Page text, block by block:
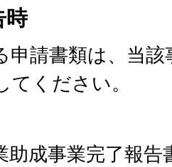
時
申請書類は、当
ください。
助成事業完了報告